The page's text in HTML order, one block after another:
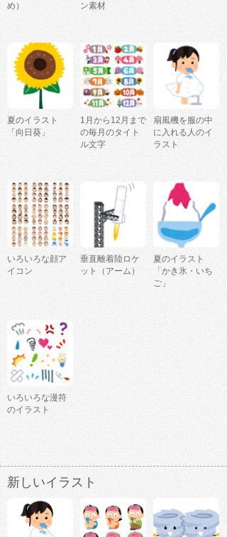
め）
ン素材
夏のイラスト
「向日葵」
1月から12月まで
の毎月のタイト
ル文字
扇風機を服の中
に入れる人のイ
ラスト
いろいろな顔ア
イコン
垂直離着陸ロケ
ット（アーム）
夏のイラスト
「かき氷・いち
ご」
いろいろな漫符
のイラスト
新しいイラスト